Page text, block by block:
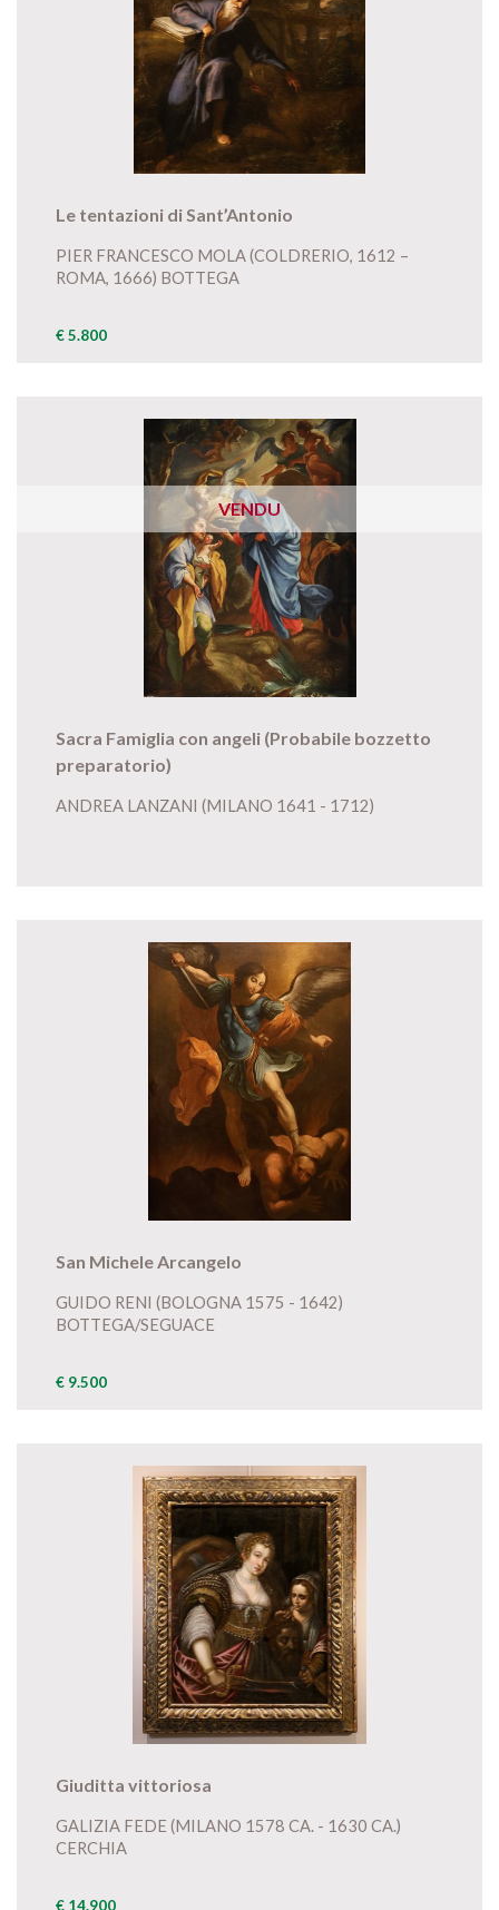
Le tentazioni di Sant’Antonio
PIER FRANCESCO MOLA (COLDRERIO, 1612 –
ROMA, 1666) BOTTEGA
€ 5.800
VENDU
Sacra Famiglia con angeli (Probabile bozzetto
preparatorio)
ANDREA LANZANI (MILANO 1641 - 1712)
San Michele Arcangelo
GUIDO RENI (BOLOGNA 1575 - 1642)
BOTTEGA/SEGUACE
€ 9.500
Giuditta vittoriosa
GALIZIA FEDE (MILANO 1578 CA. - 1630 CA.)
CERCHIA
€ 14.900